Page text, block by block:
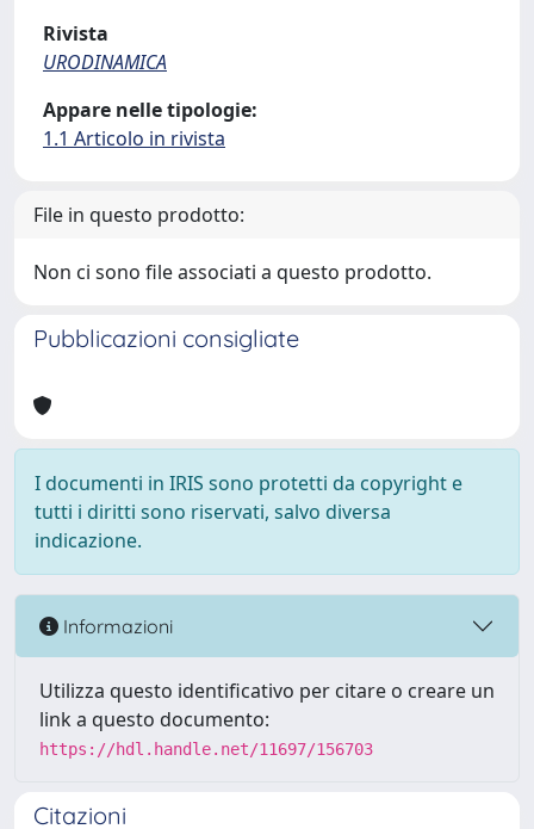
Rivista
URODINAMICA
Appare nelle tipologie:
1.1 Articolo in rivista
File in questo prodotto:
Non ci sono file associati a questo prodotto.
Pubblicazioni consigliate
I documenti in IRIS sono protetti da copyright e
tutti i diritti sono riservati, salvo diversa
indicazione.
Informazioni
Utilizza questo identificativo per citare o creare un
link a questo documento:
https://hdl.handle.net/11697/156703
Citazioni